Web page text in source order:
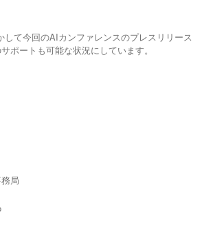
して今回のAIカンファレンスのプレスリリース
ポートも可能な状況にしています。
局